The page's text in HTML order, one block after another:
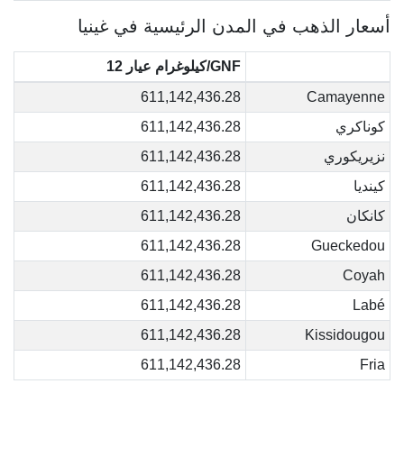
أسعار الذهب في المدن الرئيسية في غينيا
GNF/كيلوغرام عيار 12
Camayenne
611,142,436.28
كوناكري
611,142,436.28
نزيريكوري
611,142,436.28
كينديا
611,142,436.28
كانكان
611,142,436.28
Gueckedou
611,142,436.28
Coyah
611,142,436.28
Labé
611,142,436.28
Kissidougou
611,142,436.28
Fria
611,142,436.28